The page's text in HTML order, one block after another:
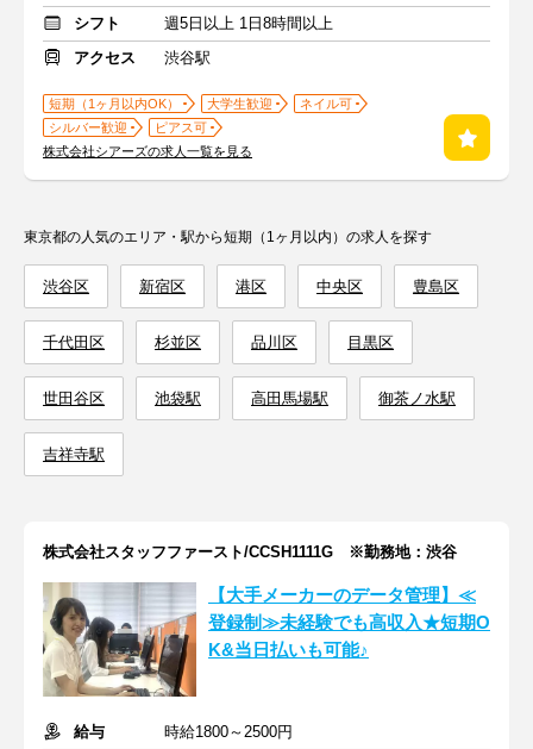
シフト
週5日以上 1日8時間以上
アクセス
渋谷駅
短期（1ヶ月以内OK） 大学生歓迎
ネイル可
シルバー歓迎
ピアス可
株式会社シアーズの求人一覧を見る
東京都の人気のエリア・駅から短期（1ヶ月以内）の求人を探す
渋谷区 新宿区 港区 中央区 豊島区
千代田区 杉並区 品川区 目黒区
世田谷区 池袋駅 高田馬場駅 御茶ノ水駅
吉祥寺駅
株式会社スタッフファースト/CCSH1111G ※勤務地：渋谷
【大手メーカーのデータ管理】≪
登録制≫未経験でも高収入★短期O
K&当日払いも可能♪
給与
時給1800～2500円